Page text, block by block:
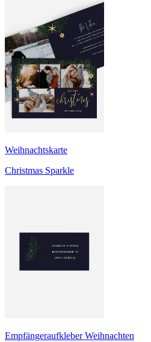
Weihnachtskarte
Christmas Sparkle
Empfängeraufkleber Weihnachten